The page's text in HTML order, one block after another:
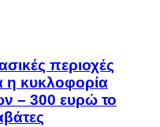
περιοχές
η κυκλοφορία
– 300 ευρώ το